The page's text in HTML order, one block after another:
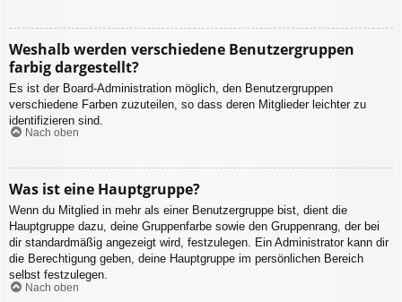
Weshalb werden verschiedene Benutzergruppen
farbig dargestellt?
Es ist der Board-Administration möglich, den Benutzergruppen
verschiedene Farben zuzuteilen, so dass deren Mitglieder leichter zu
identifizieren sind.
Nach oben
Was ist eine Hauptgruppe?
Wenn du Mitglied in mehr als einer Benutzergruppe bist, dient die
Hauptgruppe dazu, deine Gruppenfarbe sowie den Gruppenrang, der bei
dir standardmäßig angezeigt wird, festzulegen. Ein Administrator kann dir
die Berechtigung geben, deine Hauptgruppe im persönlichen Bereich
selbst festzulegen.
Nach oben